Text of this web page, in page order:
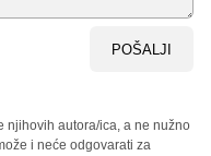
POŠALJI
njihovih autora/ica, a ne nužno
i neće odgovarati za